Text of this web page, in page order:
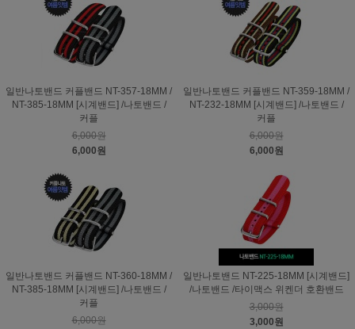
일반나토밴드 커플밴드 NT-357-18MM /
NT-385-18MM [시계밴드] /나토밴드 /
커플
6,000원
6,000원
일반나토밴드 커플밴드 NT-359-18MM /
NT-232-18MM [시계밴드] /나토밴드 /
커플
6,000원
6,000원
일반나토밴드 커플밴드 NT-360-18MM /
NT-385-18MM [시계밴드] /나토밴드 /
커플
6,000원
일반나토밴드 NT-225-18MM [시계밴드]
/나토밴드 /타이맥스 위켄더 호환밴드
3,000원
3,000원